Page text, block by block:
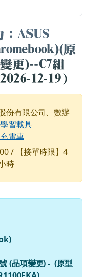
：ASUS
原
更)--C7組
12-19）
份有限公司、數辦
習載具
電車
/ 【接單時限】4
時
(品項變更) - (原型